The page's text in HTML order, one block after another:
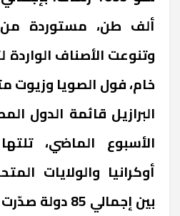
وتنوعت الأصناف
خام، فول الصويا وزيوت
البرازيل قائمة الدول
الأسبوع الماضي،
أوكرانيا والولايات
بين إجمالي 85